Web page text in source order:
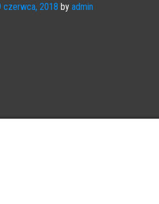
czerwca, 2018 by admin